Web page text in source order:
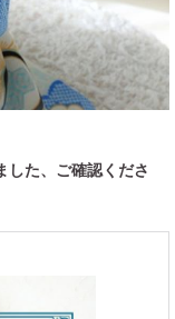
した、ご確認くださ